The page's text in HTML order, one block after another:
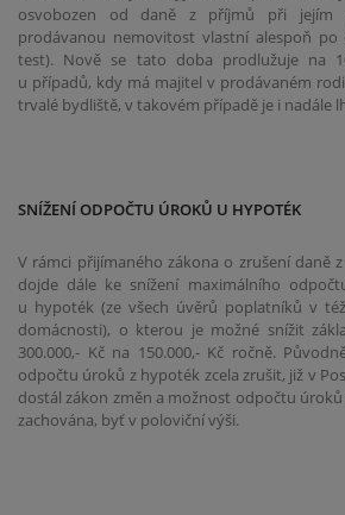
osvobozen od daně z příjmů při jejím
prodávanou nemovitost vlastní alespoň
test). Nově se tato doba prodlužuje na
u případů, kdy má majitel v prodávaném
trvalé bydliště, v takovém případě je i nadále
SNÍŽENÍ ODPOČTU ÚROKŮ U HYPOTÉK
V rámci přijímaného zákona o zrušení daně
dojde dále ke snížení maximálního
u hypoték (ze všech úvěrů poplatníků v
domácnosti), o kterou je možné snížit
300.000,- Kč na 150.000,- Kč ročně.
odpočtu úroků z hypoték zcela zrušit, již v
dostál zákon změn a možnost odpočtu
zachována, byť v poloviční výši.